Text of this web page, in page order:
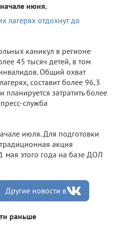
июня.
каникул в регионе
45 тысяч детей, в том
Общий охват
составит более 96,3
планируется затратить более
служба
июля. Для подготовки
акция
мая этого года на базе ДОЛ
Другие новости в
раньше